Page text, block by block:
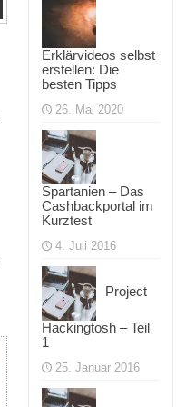
Erklärvideos selbst
erstellen: Die
besten Tipps
26. Mai 2020
Spartanien – Das
Cashbackportal im
Kurztest
4. Juli 2016
Project
Hackingtosh – Teil
1
25. Januar 2016